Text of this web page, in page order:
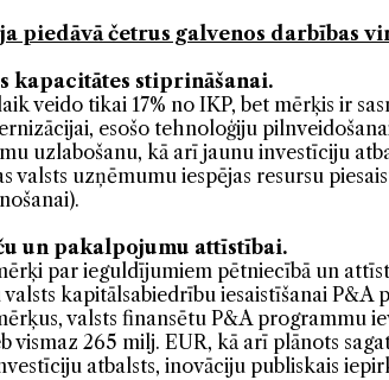
piedāvā četrus galvenos darbības
kapacitātes stiprināšanai.
veido tikai 17% no IKP, bet mērķis ir
esošo tehnoloģiju
uzlabošanu, kā arī jaunu investīciju
valsts uzņēmumu iespējas resursu
un pakalpojumu attīstībai.
par ieguldījumiem pētniecībā un
kapitālsabiedrību iesaistīšanai
valsts finansētu P&A programmu
vismaz 265 milj. EUR, kā arī plānots
atbalsts, inovāciju publiskais